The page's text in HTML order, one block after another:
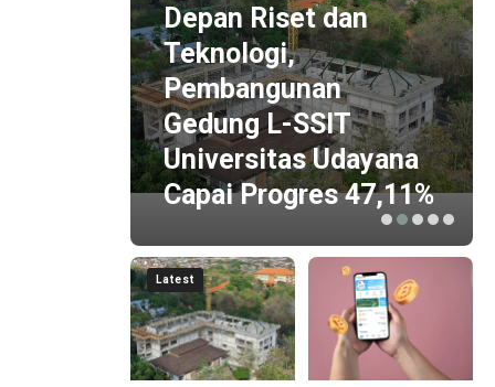
Depan Riset dan
Teknologi,
Pembangunan
Gedung L-SSIT
Universitas Udayana
Capai Progres 47,11%
Latest